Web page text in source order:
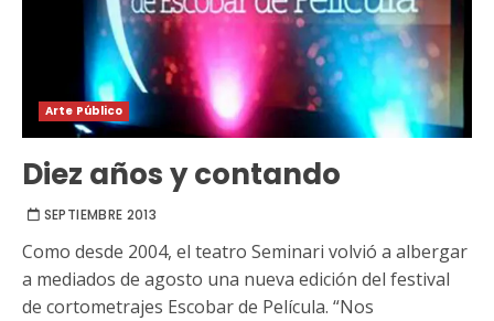
Arte Público
Diez años y contando
SEPTIEMBRE 2013
Como desde 2004, el teatro Seminari volvió a albergar
a mediados de agosto una nueva edición del festival
de cortometrajes Escobar de Película. “Nos